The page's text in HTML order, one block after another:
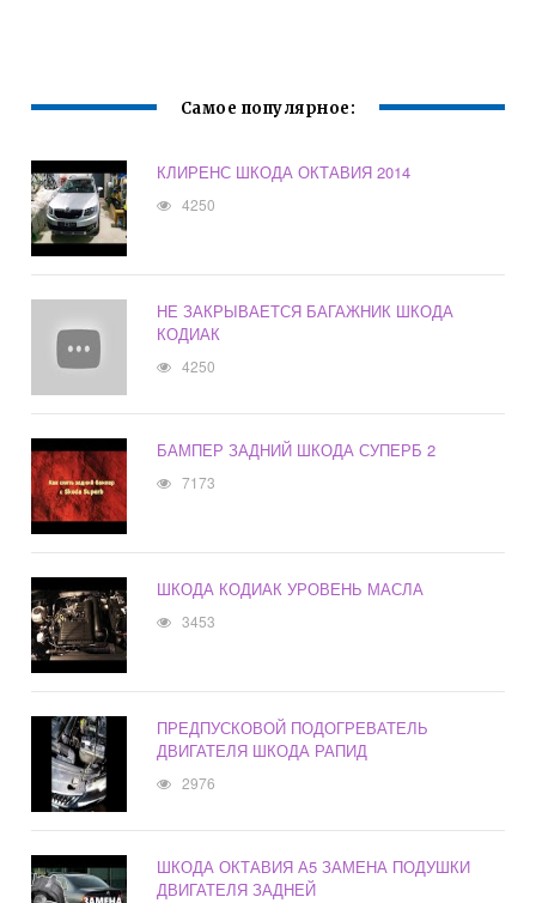
Самое популярное:
КЛИРЕНС ШКОДА ОКТАВИЯ 2014
4250
НЕ ЗАКРЫВАЕТСЯ БАГАЖНИК ШКОДА
КОДИАК
4250
БАМПЕР ЗАДНИЙ ШКОДА СУПЕРБ 2
7173
ШКОДА КОДИАК УРОВЕНЬ МАСЛА
3453
ПРЕДПУСКОВОЙ ПОДОГРЕВАТЕЛЬ
ДВИГАТЕЛЯ ШКОДА РАПИД
2976
ШКОДА ОКТАВИЯ А5 ЗАМЕНА ПОДУШКИ
ДВИГАТЕЛЯ ЗАДНЕЙ